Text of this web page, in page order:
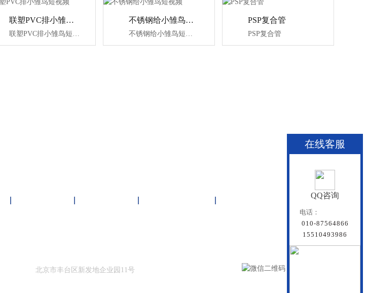
联塑PVC排小雏鸟短视频
联塑PVC排小雏鸟短视频
不锈钢给小雏鸟短视频
不锈钢给小雏鸟短视频
PSP复合管
PSP复合管
网站地图
北京市丰台区新发地企业园11号
在线客服
QQ咨询
电话：
010-87564866
15510493986